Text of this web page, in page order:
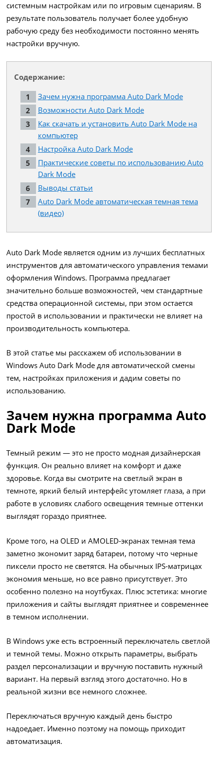
системным настройкам или по игровым сценариям. В
результате пользователь получает более удобную
рабочую среду без необходимости постоянно менять
настройки вручную.
Содержание:
Зачем нужна программа Auto Dark Mode
Возможности Auto Dark Mode
Как скачать и установить Auto Dark Mode на
компьютер
Настройка Auto Dark Mode
Практические советы по использованию Auto
Dark Mode
Выводы статьи
Auto Dark Mode автоматическая темная тема
(видео)
Auto Dark Mode является одним из лучших бесплатных
инструментов для автоматического управления темами
оформления Windows. Программа предлагает
значительно больше возможностей, чем стандартные
средства операционной системы, при этом остается
простой в использовании и практически не влияет на
производительность компьютера.
В этой статье мы расскажем об использовании в
Windows Auto Dark Mode для автоматической смены
тем, настройках приложения и дадим советы по
использованию.
Зачем нужна программа Auto
Dark Mode
Темный режим — это не просто модная дизайнерская
функция. Он реально влияет на комфорт и даже
здоровье. Когда вы смотрите на светлый экран в
темноте, яркий белый интерфейс утомляет глаза, а при
работе в условиях слабого освещения темные оттенки
выглядят гораздо приятнее.
Кроме того, на OLED и AMOLED-экранах темная тема
заметно экономит заряд батареи, потому что черные
пиксели просто не светятся. На обычных IPS-матрицах
экономия меньше, но все равно присутствует. Это
особенно полезно на ноутбуках. Плюс эстетика: многие
приложения и сайты выглядят приятнее и современнее
в темном исполнении.
В Windows уже есть встроенный переключатель светлой
и темной темы. Можно открыть параметры, выбрать
раздел персонализации и вручную поставить нужный
вариант. На первый взгляд этого достаточно. Но в
реальной жизни все немного сложнее.
Переключаться вручную каждый день быстро
надоедает. Именно поэтому на помощь приходит
автоматизация.